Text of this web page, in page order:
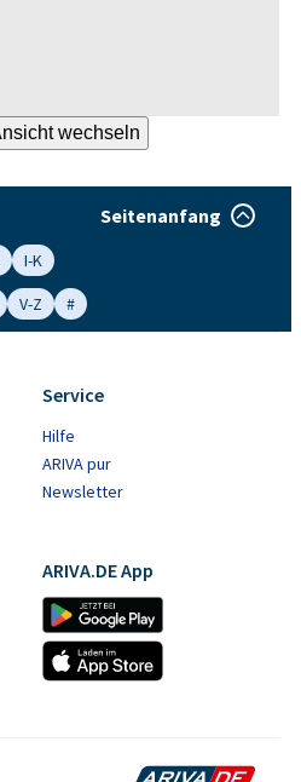
Seitenanfang
I-K
V-Z #
Service
Hilfe
ARIVA pur
Newsletter
ARIVA.DE App